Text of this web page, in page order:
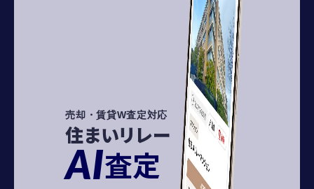
売却・賃貸W査定対応
住まいリレー
AI査定